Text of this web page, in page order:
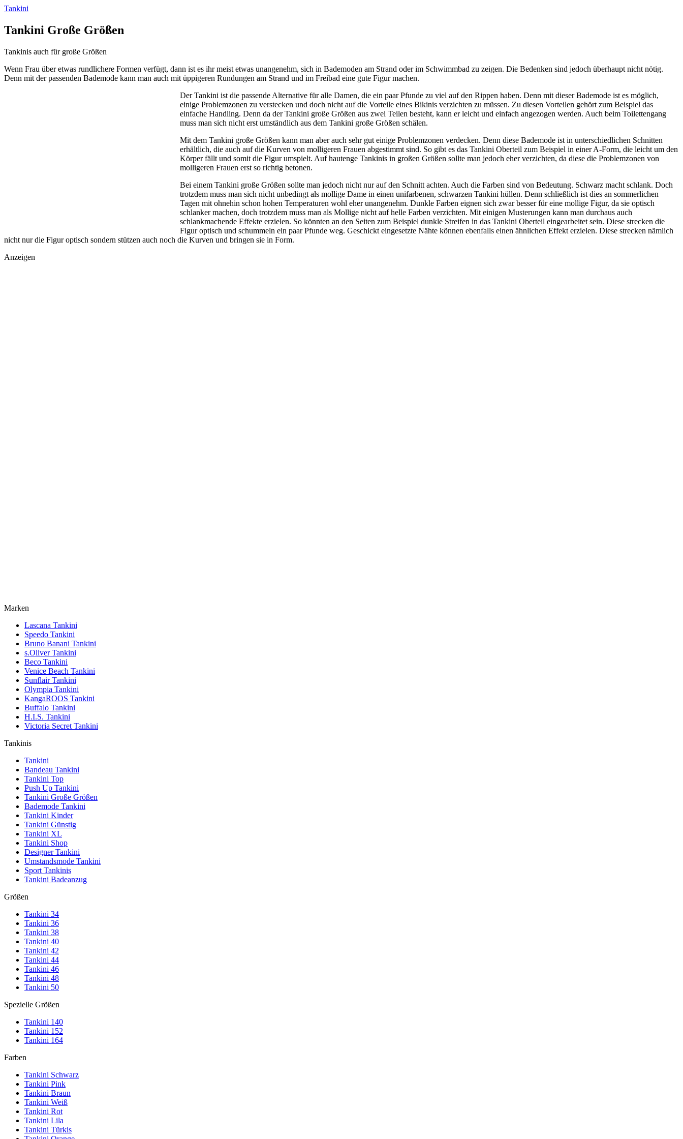
Tankini
Tankini Große Größen
Tankinis auch für große Größen
Wenn Frau über etwas rundlichere Formen verfügt, dann ist es ihr meist etwas unangenehm, sich in Bademoden am Strand oder im Schwimmbad zu zeigen. Die Bedenken sind jedoch überhaupt nicht nötig.
Denn mit der passenden Bademode kann man auch mit üppigeren Rundungen am Strand und im Freibad eine gute Figur machen.
Der Tankini ist die passende Alternative für alle Damen, die ein paar Pfunde zu viel auf den Rippen haben. Denn mit dieser Bademode ist es möglich,
einige Problemzonen zu verstecken und doch nicht auf die Vorteile eines Bikinis verzichten zu müssen. Zu diesen Vorteilen gehört zum Beispiel das
einfache Handling. Denn da der Tankini große Größen aus zwei Teilen besteht, kann er leicht und einfach angezogen werden. Auch beim Toilettengang
muss man sich nicht erst umständlich aus dem Tankini große Größen schälen.
Mit dem Tankini große Größen kann man aber auch sehr gut einige Problemzonen verdecken. Denn diese Bademode ist in unterschiedlichen Schnitten
erhältlich, die auch auf die Kurven von molligeren Frauen abgestimmt sind. So gibt es das Tankini Oberteil zum Beispiel in einer A-Form, die leicht um den
Körper fällt und somit die Figur umspielt. Auf hautenge Tankinis in großen Größen sollte man jedoch eher verzichten, da diese die Problemzonen von
molligeren Frauen erst so richtig betonen.
Bei einem Tankini große Größen sollte man jedoch nicht nur auf den Schnitt achten. Auch die Farben sind von Bedeutung. Schwarz macht schlank. Doch
trotzdem muss man sich nicht unbedingt als mollige Dame in einen unifarbenen, schwarzen Tankini hüllen. Denn schließlich ist dies an sommerlichen
Tagen mit ohnehin schon hohen Temperaturen wohl eher unangenehm. Dunkle Farben eignen sich zwar besser für eine mollige Figur, da sie optisch
schlanker machen, doch trotzdem muss man als Mollige nicht auf helle Farben verzichten. Mit einigen Musterungen kann man durchaus auch
schlankmachende Effekte erzielen. So könnten an den Seiten zum Beispiel dunkle Streifen in das Tankini Oberteil eingearbeitet sein. Diese strecken die
Figur optisch und schummeln ein paar Pfunde weg. Geschickt eingesetzte Nähte können ebenfalls einen ähnlichen Effekt erzielen. Diese strecken nämlich
nicht nur die Figur optisch sondern stützen auch noch die Kurven und bringen sie in Form.
Anzeigen
Marken
Lascana Tankini
Speedo Tankini
Bruno Banani Tankini
s.Oliver Tankini
Beco Tankini
Venice Beach Tankini
Sunflair Tankini
Olympia Tankini
KangaROOS Tankini
Buffalo Tankini
H.I.S. Tankini
Victoria Secret Tankini
Tankinis
Tankini
Bandeau Tankini
Tankini Top
Push Up Tankini
Tankini Große Größen
Bademode Tankini
Tankini Kinder
Tankini Günstig
Tankini XL
Tankini Shop
Designer Tankini
Umstandsmode Tankini
Sport Tankinis
Tankini Badeanzug
Größen
Tankini 34
Tankini 36
Tankini 38
Tankini 40
Tankini 42
Tankini 44
Tankini 46
Tankini 48
Tankini 50
Spezielle Größen
Tankini 140
Tankini 152
Tankini 164
Farben
Tankini Schwarz
Tankini Pink
Tankini Braun
Tankini Weiß
Tankini Rot
Tankini Lila
Tankini Türkis